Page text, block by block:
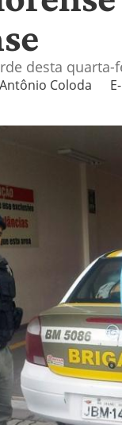
desta
Antônio Coloda